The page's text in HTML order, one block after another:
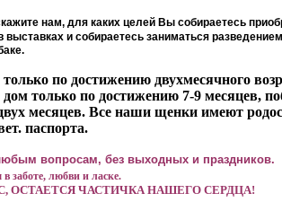
нам, для каких целей Вы собираетесь
и собираетесь заниматься
по достижению двухмесячного
только по достижению 7-9 месяцев,
месяцев. Все наши щенки имеют
паспорта.
вопросам, без выходных и праздников.
заботе, любви и ласке.
ЧАСТИЧКА НАШЕГО СЕРДЦА!